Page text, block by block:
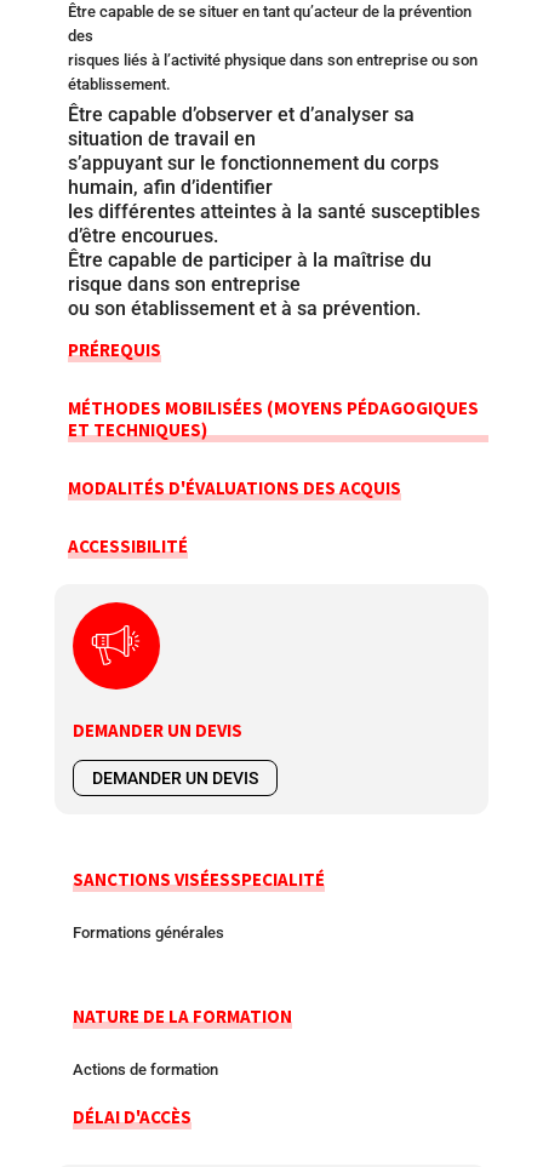
Être capable de se situer en tant qu’acteur de la prévention
des
risques liés à l’activité physique dans son entreprise ou son
établissement.
Être capable d’observer et d’analyser sa
situation de travail en
s’appuyant sur le fonctionnement du corps
humain, afin d’identifier
les différentes atteintes à la santé susceptibles
d’être encourues.
Être capable de participer à la maîtrise du
risque dans son entreprise
ou son établissement et à sa prévention.
PRÉREQUIS
MÉTHODES MOBILISÉES (MOYENS PÉDAGOGIQUES
ET TECHNIQUES)
MODALITÉS D'ÉVALUATIONS DES ACQUIS
ACCESSIBILITÉ
DEMANDER UN DEVIS
DEMANDER UN DEVIS
SANCTIONS VISÉESSPECIALITÉ
Formations générales
NATURE DE LA FORMATION
Actions de formation
DÉLAI D'ACCÈS